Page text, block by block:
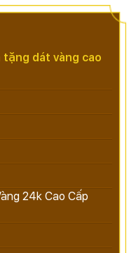
tặng dát vàng cao
24k Cao Cấp